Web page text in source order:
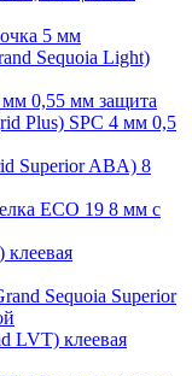
5 мм
Sequoia Light)
0,55 мм защита
Plus) SPC 4 мм 0,5
Superior ABA) 8
ECO 19 8 мм с
Sequoia Superior
LVT) клеевая